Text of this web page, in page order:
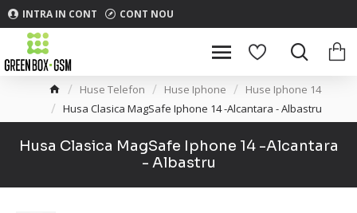
INTRA IN CONT CONT NOU
Huse Telefon Huse Iphone
Huse Iphone 14
Husa Clasica MagSafe Iphone 14 -Alcantara - Albastru
Husa Clasica MagSafe Iphone 14 -Alcantara
- Albastru